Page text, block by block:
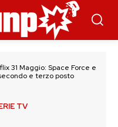
31 Maggio: Space Force e
e terzo posto
TV